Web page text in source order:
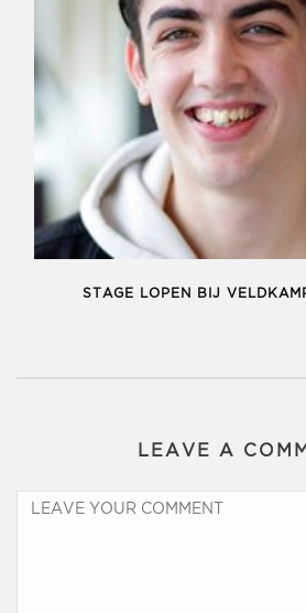
STAGE LOPEN BIJ
LEAVE A